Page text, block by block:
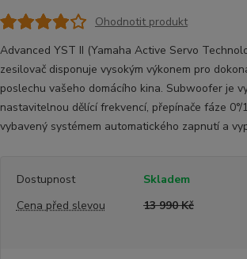
Ohodnotit produkt
Advanced YST II (Yamaha Active Servo
zesilovač disponuje vysokým výkonem pro
poslechu vašeho domácího kina. Subwoofer je
nastavitelnou dělící frekvencí, přepínače fáze 0°/
vybavený systémem automatického zapnutí a
Dostupnost
Skladem
Cena před slevou
13 990 Kč